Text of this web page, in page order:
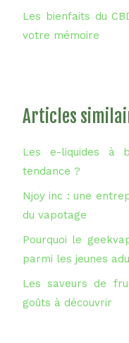
Les bienfaits du
votre mémoire
Articles
Les e-liquides à
tendance ?
Njoy inc : une
du vapotage
Pourquoi le
parmi les jeunes
Les saveurs de
goûts à découvrir